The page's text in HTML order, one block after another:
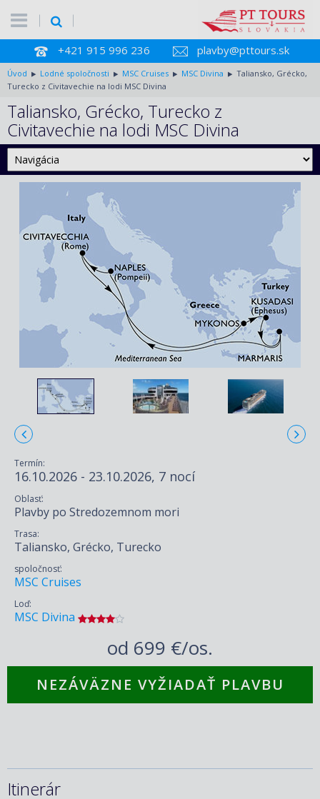
+421 915 996 236 plavby@pttours.sk
Úvod Lodné spoločnosti MSC Cruises MSC Divina
Taliansko, Grécko,
Turecko z Civitavechie na lodi MSC Divina
Taliansko, Grécko, Turecko z
Civitavechie na lodi MSC Divina
Termín:
16.10.2026 - 23.10.2026, 7 nocí
Oblasť:
Plavby po Stredozemnom mori
Trasa:
Taliansko, Grécko, Turecko
spoločnosť:
MSC Cruises
Loď:
MSC Divina
od 699 €/os.
NEZÁVÄZNE VYŽIADAŤ PLAVBU
Itinerár